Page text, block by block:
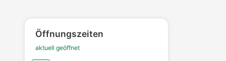
Öffnungszeiten
aktuell geöffnet